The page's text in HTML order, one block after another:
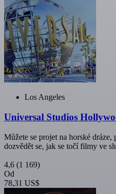
Los Angeles
Universal Studios
Můžete se projet na horské
dozvědět se, jak se točí filmy ve
4,6 (1 169)
Od
78,31 US$